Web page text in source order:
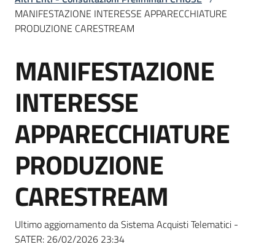
L'Agenzia
Bandi
e
Supporto
telematiche
MANIFESTAZIONE INTERESSE APPARECCHIATURE
PRODUZIONE CARESTREAM
Salta al contenuto
MANIFESTAZIONE
INTERESSE
APPARECCHIATURE
PRODUZIONE
CARESTREAM
Ultimo aggiornamento da Sistema Acquisti Telematici -
SATER: 26/02/2026 23:34